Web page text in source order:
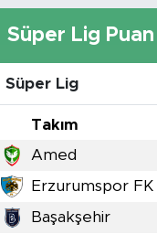
Süper Lig
Süper Lig
Takım
Amed
Erzurumspor FK
Başakşehir